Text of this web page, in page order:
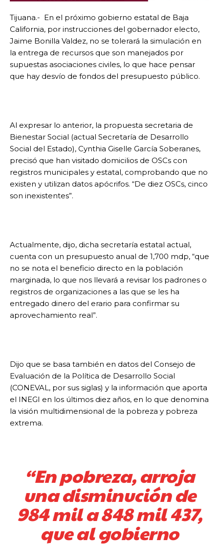
Tijuana.- En el próximo gobierno estatal de Baja
California, por instrucciones del gobernador electo,
Jaime Bonilla Valdez, no se tolerará la simulación en
la entrega de recursos que son manejados por
supuestas asociaciones civiles, lo que hace pensar
que hay desvío de fondos del presupuesto público.
Al expresar lo anterior, la propuesta secretaria de
Bienestar Social (actual Secretaría de Desarrollo
Social del Estado), Cynthia Giselle García Soberanes,
precisó que han visitado domicilios de OSCs con
registros municipales y estatal, comprobando que no
existen y utilizan datos apócrifos. “De diez OSCs, cinco
son inexistentes”.
Actualmente, dijo, dicha secretaría estatal actual,
cuenta con un presupuesto anual de 1,700 mdp, “que
no se nota el beneficio directo en la población
marginada, lo que nos llevará a revisar los padrones o
registros de organizaciones a las que se les ha
entregado dinero del erario para confirmar su
aprovechamiento real”.
Dijo que se basa también en datos del Consejo de
Evaluación de la Política de Desarrollo Social
(CONEVAL, por sus siglas) y la información que aporta
el INEGI en los últimos diez años, en lo que denomina
la visión multidimensional de la pobreza y pobreza
extrema.
“En pobreza, arroja
una disminución de
984 mil a 848 mil 437,
que al gobierno